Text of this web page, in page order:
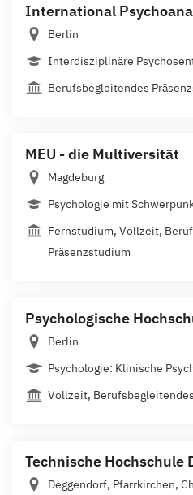
International
Berlin
Interdisziplinäre
Berufsbegleitendes
MEU - die Multiversität
Magdeburg
Psychologie mit
Fernstudium, Vollzeit,
Präsenzstudium
Psychologische
Berlin
Psychologie: Klinische
Vollzeit,
Technische Hochschule
Deggendorf, Pfarrkirchen,